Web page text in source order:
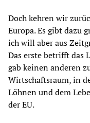
Doch kehren wir
Europa. Es gibt dazu
ich will aber aus
Das erste betrifft das
gab keinen anderen
Wirtschaftsraum, in
Löhnen und dem
der EU.